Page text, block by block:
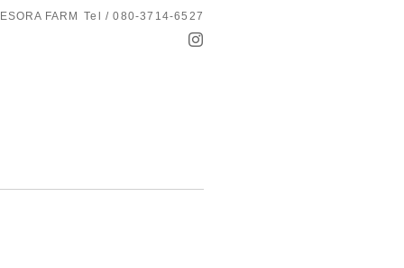
FARM Tel / 080-3714-6527